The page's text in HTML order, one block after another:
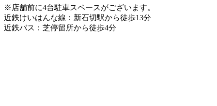
※店舗前に4台駐車スペースがございます。
近鉄けいはんな線：新石切駅から徒歩13分
近鉄バス：芝停留所から徒歩4分